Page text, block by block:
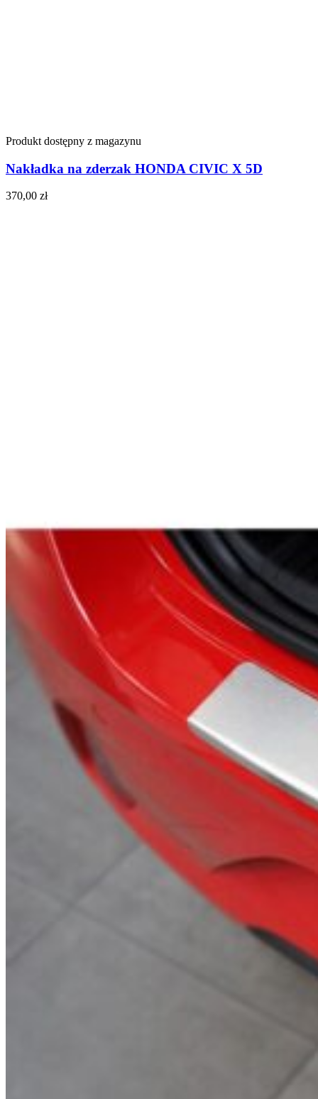
Produkt dostępny z magazynu
Nakładka na zderzak HONDA CIVIC X 5D
370,00 zł